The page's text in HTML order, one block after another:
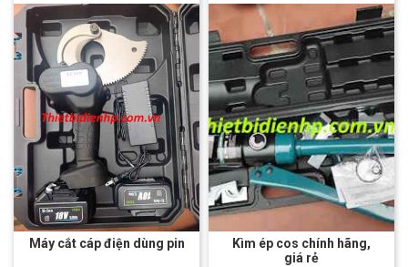
Máy cắt cáp điện dùng pin
Kìm ép cos chính hãng,
giá rẻ